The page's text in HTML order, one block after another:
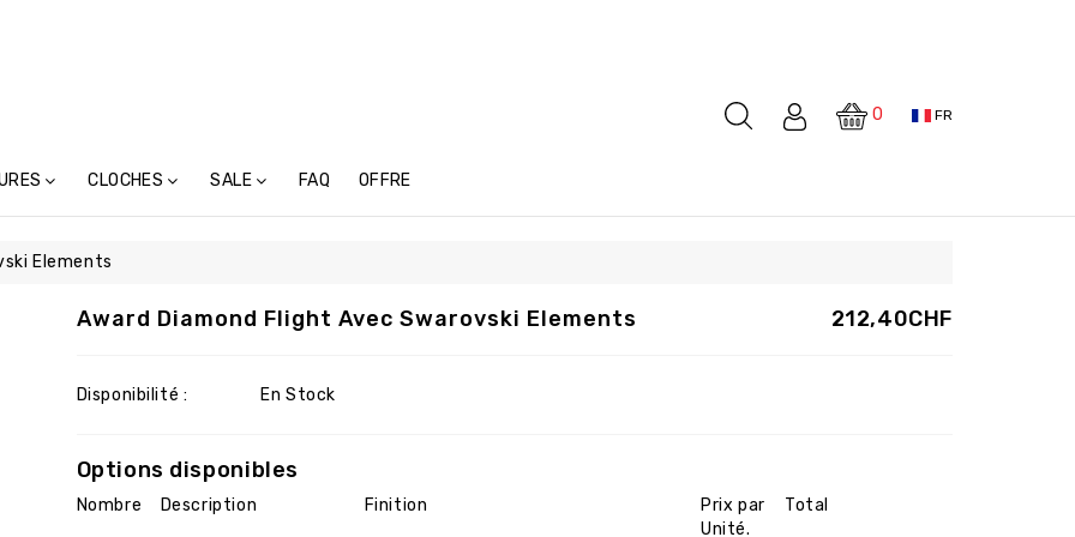
0 FR
CLOCHES SALE FAQ OFFRE
Elements
212,40CHF
Award Diamond Flight Avec Swarovski Elements
Disponibilité : En Stock
Options disponibles
Nombre Description Finition
Prix par
Unité.
Total